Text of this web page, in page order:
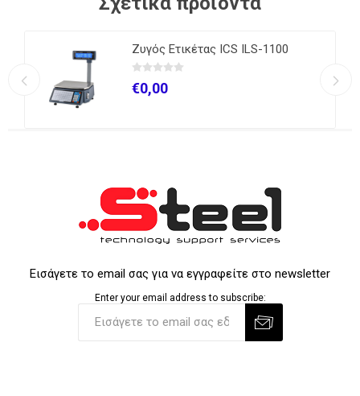
Ζυγός Ετικέτας ICS ILS-1100
€0,00
Εισάγετε το email σας για να εγγραφείτε στο newsletter
Enter your email address to subscribe: